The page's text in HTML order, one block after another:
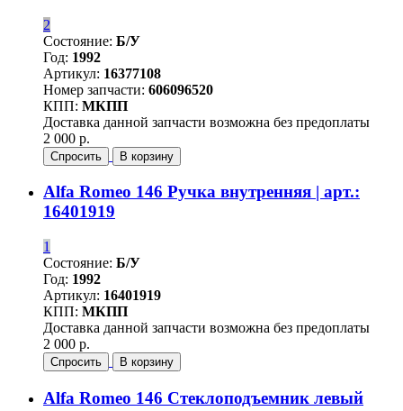
2
Состояние: Б/У
Год: 1992
Артикул: 16377108
Номер запчасти: 606096520
КПП: МКПП
Доставка данной запчасти возможна без предоплаты
2 000 р.
Спросить В корзину
Alfa Romeo 146 Ручка внутренняя | арт.:
16401919
1
Состояние: Б/У
Год: 1992
Артикул: 16401919
КПП: МКПП
Доставка данной запчасти возможна без предоплаты
2 000 р.
Спросить В корзину
Alfa Romeo 146 Стеклоподъемник левый